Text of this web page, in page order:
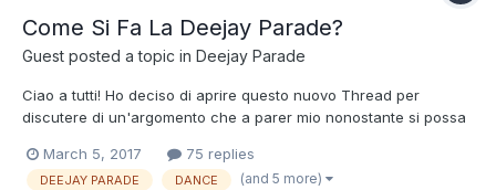
Come Si Fa La Deejay Parade?
Guest posted a topic in Deejay Parade
Ciao a tutti! Ho deciso di aprire questo nuovo Thread per
discutere di un'argomento che a parer mio nonostante si possa
viene creata una puntata della DEEJAY PARADE di Radio DEEJAY
(NETWORK)? Mi piacerebbe che qui si discutesse non solo d...
March 5, 2017 75 replies
DEEJAY PARADE DANCE (and 5 more)